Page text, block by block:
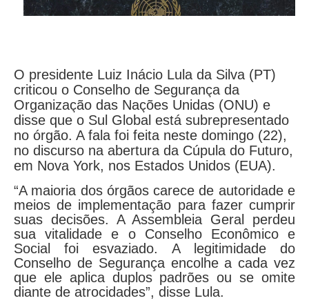
O presidente Luiz Inácio Lula da Silva (PT)
criticou o Conselho de Segurança da
Organização das Nações Unidas (ONU) e
disse que o Sul Global está subrepresentado
no órgão. A fala foi feita neste domingo (22),
no discurso na abertura da Cúpula do Futuro,
em Nova York, nos Estados Unidos (EUA).
“A maioria dos órgãos carece de autoridade e
meios de implementação para fazer cumprir
suas decisões. A Assembleia Geral perdeu
sua vitalidade e o Conselho Econômico e
Social foi esvaziado. A legitimidade do
Conselho de Segurança encolhe a cada vez
que ele aplica duplos padrões ou se omite
diante de atrocidades”, disse Lula.